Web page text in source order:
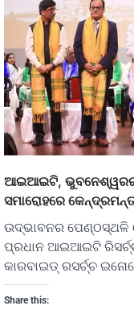
ଆଇଆଇଟି, ଭୁବନେଶ୍ୱରର
ସମାରୋହରେ
ଉଦ୍ଭାବନର
ପ୍ରଧାନ ଆଇଆଇଟି
କାରବାଇଡ୍ ରସର୍ଚ୍ଚ
Share this: